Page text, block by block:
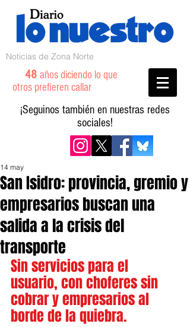
Noticias de Zona Norte
48 años diciendo lo que
otros prefieren callar
¡Seguinos también en nuestras redes
sociales!
San Isidro: provincia, gremio y
empresarios buscan una
salida a la crisis del
transporte
14 may
Sin servicios para el
usuario, con choferes sin
cobrar y empresarios al
borde de la quiebra.